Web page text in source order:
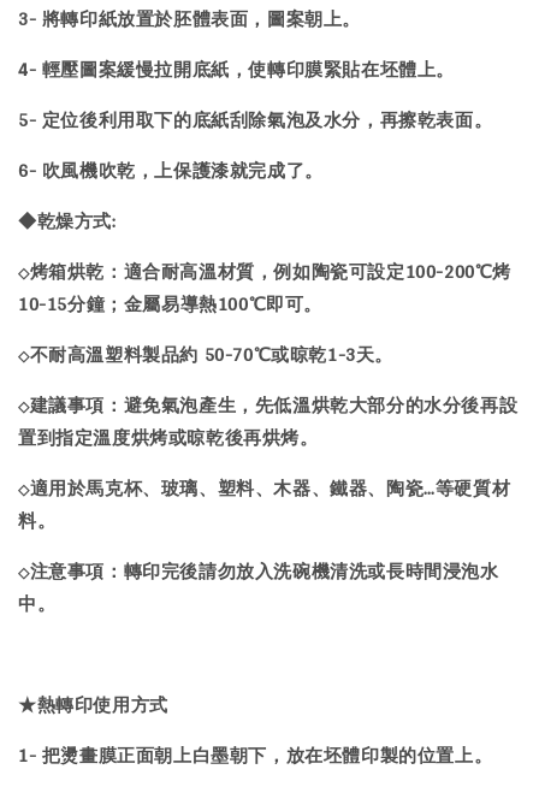
3- 將轉印紙放置於胚體表面，圖案朝上。
4- 輕壓圖案緩慢拉開底紙，使轉印膜緊貼在坯體上。
5- 定位後利用取下的底紙刮除氣泡及水分，再擦乾表面。
6- 吹風機吹乾，上保護漆就完成了。
◆乾燥方式:
◇烤箱烘乾：適合耐高溫材質，例如陶瓷可設定100-200℃烤
10-15分鐘；金屬易導熱100℃即可。
◇不耐高溫塑料製品約 50-70℃或晾乾1-3天。
◇建議事項：避免氣泡產生，先低溫烘乾大部分的水分後再設
置到指定溫度烘烤或晾乾後再烘烤。
◇適用於馬克杯、玻璃、塑料、木器、鐵器、陶瓷…等硬質材
料。
◇注意事項：轉印完後請勿放入洗碗機清洗或長時間浸泡水
中。
★熱轉印使用方式
1- 把燙畫膜正面朝上白墨朝下，放在坯體印製的位置上。